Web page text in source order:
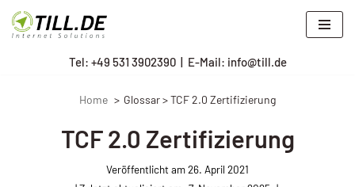
Zum
Tel: +49 531 3902390| E-Mail: info@till.de
Home Glossar > TCF 2.0 Zertifizierung
TCF 2.0 Zertifizierung
Veröffentlicht am26. April 2021